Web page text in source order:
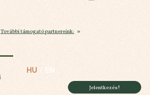
További támogató partnereink:
Országos Jótékonysági Vadászat
HU EN
Jelentkezés!